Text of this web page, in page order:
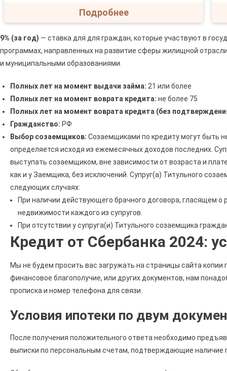
Подробнее
9% (за год) — ставка для для граждан, которые участвуют в
программах, направленных на развитие сферы жилищной
и муниципальными образованиями.
Полных лет на момент выдачи займа: 21 или более
Полных лет на момент воврата кредита: не более 75
Полных лет на момент воврата кредита (без
Гражданство: РФ
Выбор созаемщиков: Созаемщиками по кредиту могут быть
определяется исходя из ежемесячных доходов последних.
выступать созаемщиком, вне зависимости от возраста и
как и у Заемщика, без исключений. Супруг(а) Титульного
следующих случаях:
При наличии действующего брачного договора, гласящем
недвижимости каждого из супругов.
При отсутствии у супруга(и) Титульного созаемщика
Кредит от Сбербанка 2024:
Мы не будем просить вас загружать на страницы сайта
финансовое благополучие, или других документов, нам
прописка и номер телефона для связи.
Условия ипотеки по двум
После получения положительного ответа необходимо
выписки по персональным счетам, подтверждающие наличие